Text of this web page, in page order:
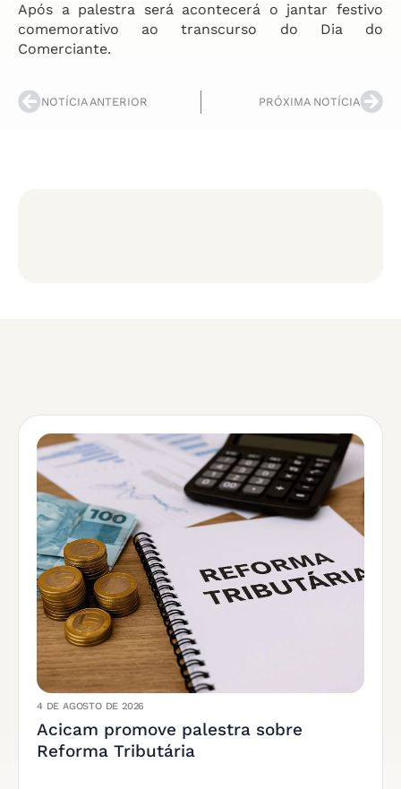
Após a palestra será acontecerá o jantar festivo
comemorativo ao transcurso do Dia do
Comerciante.
NOTÍCIA ANTERIOR PRÓXIMA NOTÍCIA
4 DE AGOSTO DE 2026
Acicam promove palestra sobre
Reforma Tributária